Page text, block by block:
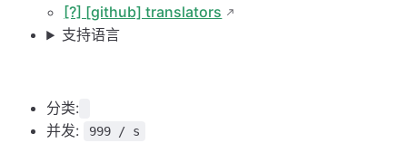
[?] [github] translators
支持语言
分类:
并发:
999 / s